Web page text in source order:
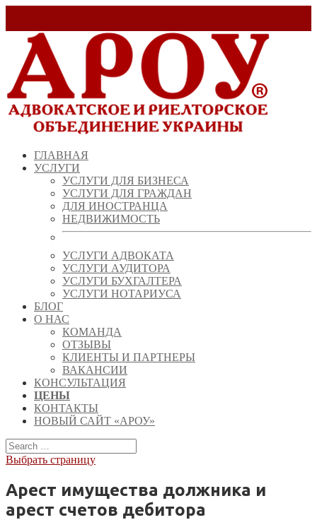
ГЛАВНАЯ
УСЛУГИ
УСЛУГИ ДЛЯ БИЗНЕСА
УСЛУГИ ДЛЯ ГРАЖДАН
ДЛЯ ИНОСТРАНЦА
НЕДВИЖИМОСТЬ
УСЛУГИ АДВОКАТА
УСЛУГИ АУДИТОРА
УСЛУГИ БУХГАЛТЕРА
УСЛУГИ НОТАРИУСА
БЛОГ
О НАС
КОМАНДА
ОТЗЫВЫ
КЛИЕНТЫ И ПАРТНЕРЫ
ВАКАНСИИ
КОНСУЛЬТАЦИЯ
ЦЕНЫ
КОНТАКТЫ
НОВЫЙ САЙТ «АРОУ»
Выбрать страницу
Арест имущества должника и
арест счетов дебитора